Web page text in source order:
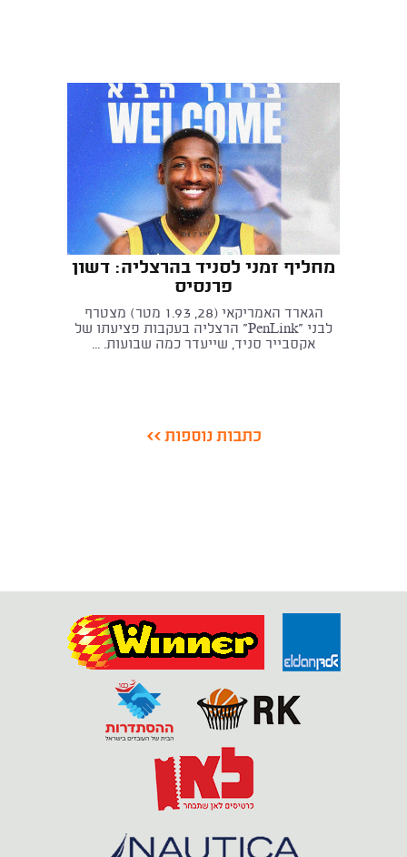
מחליף זמני לסניד בהרצליה: דשון
פרנסיס
הגארד האמריקאי (28, 1.93 מטר) מצטרף
לבני "PenLink" הרצליה בעקבות פציעתו של
אקסבייר סניד, שייעדר כמה שבועות. ...
כתבות נוספות >>